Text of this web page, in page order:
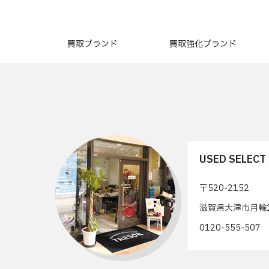
買取ブランド 買取強化ブランド
USED
〒520-2152
滋賀県大津市月
0120-555-507